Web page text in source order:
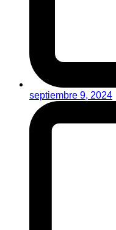
septiembre 9, 2024